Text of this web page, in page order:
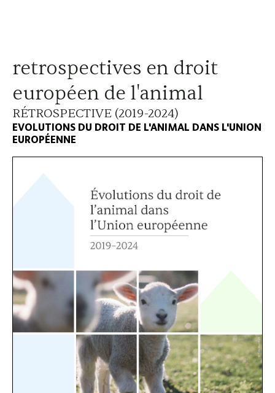
retrospectives en droit
européen de l'animal
RÉTROSPECTIVE (2019-2024)
EVOLUTIONS DU DROIT DE L'ANIMAL DANS L'UNION
EUROPÉENNE